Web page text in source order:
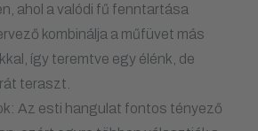
ahol a valódi fű fenntartása
kombinálja a műfüvet más
így teremtve egy élénk, de
teraszt.
Az esti hangulat fontos tényező